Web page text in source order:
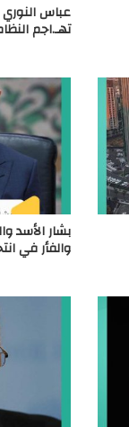
عباس
تهـ.اجم
بشار الأسد
والفأر في